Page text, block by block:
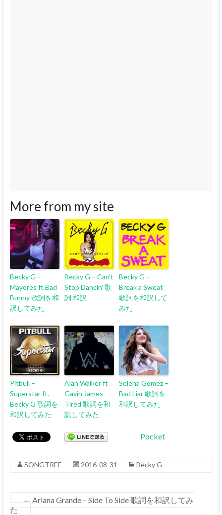
More from my site
Becky G –
Mayores ft Bad
Bunny 歌詞を和
訳してみた
Becky G – Can’t
Stop Dancin’ 歌
詞 和訳
Becky G –
Break a Sweat
歌詞を和訳して
みた
Pitbull –
Superstar ft.
Becky G 歌詞を
和訳してみた
Alan Walker ft
Gavin James –
Tired 歌詞を和
訳してみた
Selena Gomez –
Bad Liar 歌詞を
和訳してみた
Pocket
SONGTREE 2016-08-31 Becky G
← Ariana Grande – Side To Side 歌詞を和訳してみ
た